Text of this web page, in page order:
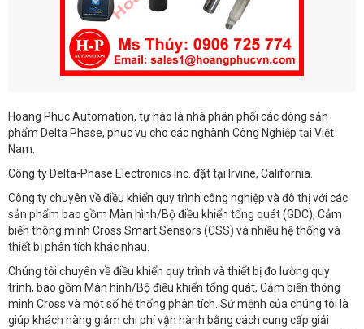
Hoang Phuc Automation, tự hào là nhà phân phối các dòng sản
phẩm Delta Phase, phục vụ cho các nghành Công Nghiệp tại Việt
Nam.
Công ty Delta-Phase Electronics Inc. đặt tại Irvine, California.
Công ty chuyên về điều khiển quy trình công nghiệp và đô thị với các
sản phẩm bao gồm Màn hình/Bộ điều khiển tổng quát (GDC), Cảm
biến thông minh Cross Smart Sensors (CSS) và nhiều hệ thống và
thiết bị phân tích khác nhau.
Chúng tôi chuyên về điều khiển quy trình và thiết bị đo lường quy
trình, bao gồm Màn hình/Bộ điều khiển tổng quát, Cảm biến thông
minh Cross và một số hệ thống phân tích. Sứ mệnh của chúng tôi là
giúp khách hàng giảm chi phí vận hành bằng cách cung cấp giải